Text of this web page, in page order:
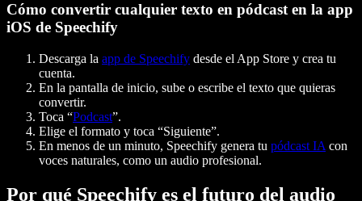
Cómo convertir cualquier texto en pódcast en la app
iOS de Speechify
Descarga la app de Speechify desde el App Store y crea tu
cuenta.
En la pantalla de inicio, sube o escribe el texto que quieras
convertir.
Toca “Podcast”.
Elige el formato y toca “Siguiente”.
En menos de un minuto, Speechify genera tu pódcast IA con
voces naturales, como un audio profesional.
Por qué Speechify es el futuro del audio